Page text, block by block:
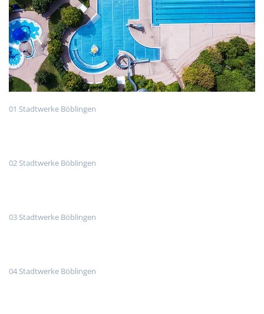
01 Stadtwerke Böblingen
02 Stadtwerke Böblingen
03 Stadtwerke Böblingen
04 Stadtwerke Böblingen